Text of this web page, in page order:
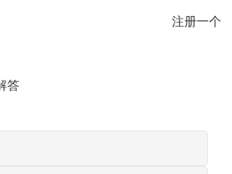
注册一个
答